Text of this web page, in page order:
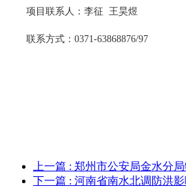
项目联系人： 李征 王昊煜
联系方式： 0371-63868876/97
上一篇 : 郑州市公安局金水分
下一篇 : 河南省南水北调防洪